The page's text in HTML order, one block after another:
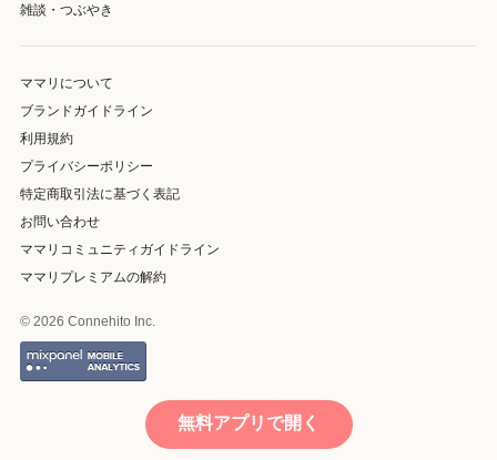
雑談・つぶやき
ママリについて
ブランドガイドライン
利用規約
プライバシーポリシー
特定商取引法に基づく表記
お問い合わせ
ママリコミュニティガイドライン
ママリプレミアムの解約
© 2026 Connehito Inc.
無料アプリで開く